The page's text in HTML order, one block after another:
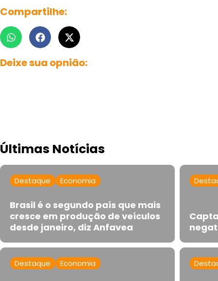
Compartilhe:
Deixe sua opnião:
Últimas Notícias
Destaque Economia
Brasil é o segundo país que mais
cresce em produção de veículos
desde janeiro, diz Anfavea
Destaque Economia